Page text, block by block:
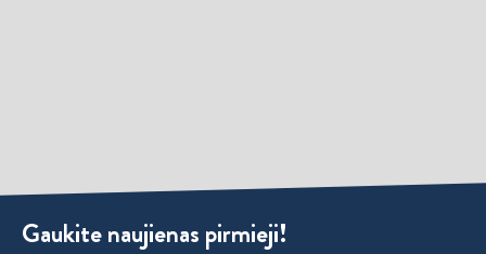
Gaukite naujienas pirmieji!